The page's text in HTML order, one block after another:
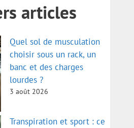
articles
Quel sol de musculation
choisir sous un rack, un
banc et des charges
lourdes ?
3 août 2026
Transpiration et sport : ce